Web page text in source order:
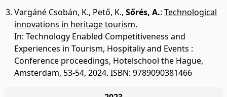
Vargáné Csobán, K., Pető, K., Sőrés, A.: Technological
innovations in heritage tourism.
In: Technology Enabled Competitiveness and
Experiences in Tourism, Hospitaliy and Events :
Conference proceedings, Hotelschool the Hague,
Amsterdam, 53-54, 2024. ISBN: 9789090381466